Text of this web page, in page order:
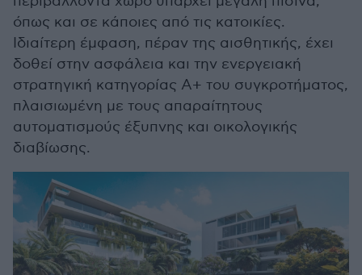
όπως και σε κάποιες από τις κατοικίες.
Ιδιαίτερη έμφαση, πέραν της αισθητικής, έχει
δοθεί στην ασφάλεια και την ενεργειακή
στρατηγική κατηγορίας Α+ του συγκροτήματος,
πλαισιωμένη με τους απαραίτητους
αυτοματισμούς έξυπνης και οικολογικής
διαβίωσης.